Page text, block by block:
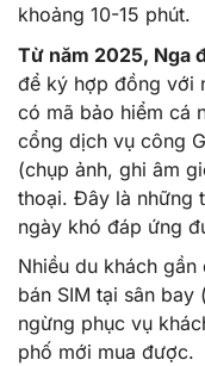
khoảng 10-15 phút.
Từ năm 2025, Nga
để ký hợp đồng với
có mã bảo hiểm cá
cổng dịch vụ công
(chụp ảnh, ghi âm
thoại. Đây là những
ngày khó đáp ứng
Nhiều du khách
bán SIM tại sân bay
ngừng phục vụ
phố mới mua được.